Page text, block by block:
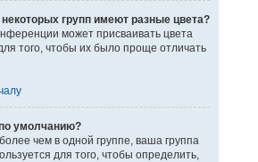
групп имеют разные цвета?
может присваивать цвета
того, чтобы их было проще отличать
умолчанию?
чем в одной группе, ваша группа
для того, чтобы определить,